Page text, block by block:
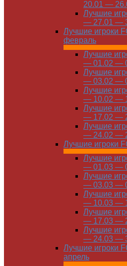
20.01 —
Лучшие
— 27.01 —
Лучшие игроки
февраль
Лучшие
— 01.02 —
Лучшие
— 03.02 —
Лучшие
— 10.02 —
Лучшие
— 17.02 —
Лучшие
— 24.02 —
Лучшие игроки
Лучшие
— 01.03 —
Лучшие
— 03.03 —
Лучшие
— 10.03 —
Лучшие
— 17.03 —
Лучшие
— 24.03 —
Лучшие игроки
апрель